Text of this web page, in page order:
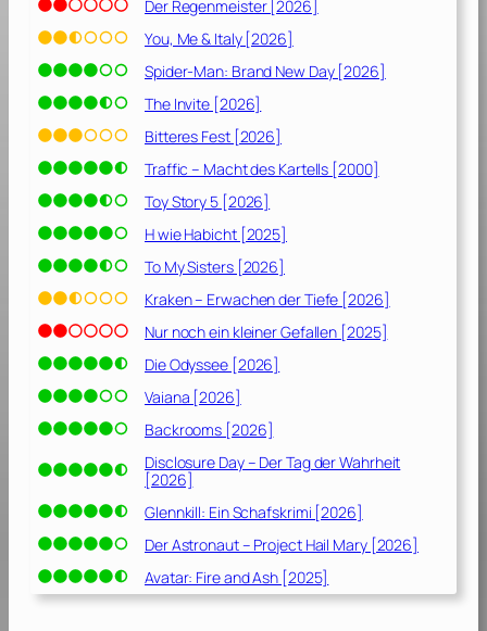
g
d
r
v
e
r
r
ü
c
k
t
e
M
r
s
S
t
o
n
e
[
1
Der Regenmeister [2026]
You, Me & Italy [2026]
Spider-Man: Brand New Day [2026]
The Invite [2026]
Bitteres Fest [2026]
Traffic – Macht des Kartells [2000]
Toy Story 5 [2026]
H wie Habicht [2025]
To My Sisters [2026]
Kraken – Erwachen der Tiefe [2026]
Nur noch ein kleiner Gefallen [2025]
Die Odyssee [2026]
Vaiana [2026]
Backrooms [2026]
Disclosure Day – Der Tag der Wahrheit
[2026]
Glennkill: Ein Schafskrimi [2026]
Der Astronaut – Project Hail Mary [2026]
Avatar: Fire and Ash [2025]